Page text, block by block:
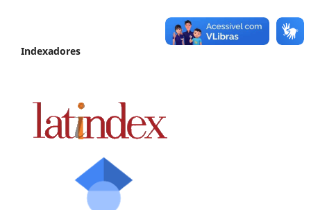
Indexadores